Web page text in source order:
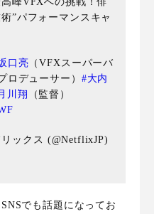
”パフォーマンスキャ
口亮 （VFXスーパーバ
ロデューサー） #大内
川翔
（監督）
ックス (@NetflixJP)
でも話題になってお